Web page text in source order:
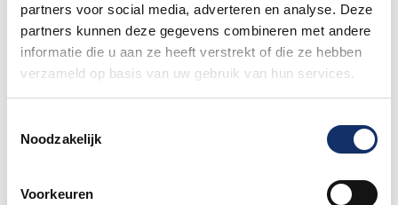
partners voor social media, adverteren en analyse. Deze
partners kunnen deze gegevens combineren met andere
informatie die u aan ze heeft verstrekt of die ze hebben
verzameld op basis van uw gebruik van hun services.
Noodzakelijk
Voorkeuren
Wat te doen bij verschillende
weersomstandigheden op de route
27 mei 2026